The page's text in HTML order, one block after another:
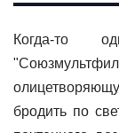
Когда-то
бродить по